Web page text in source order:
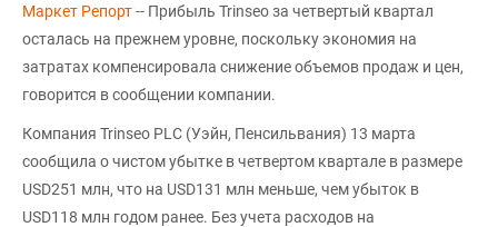
Маркет Репорт-- Прибыль Trinseo за четвертый квартал
осталась на прежнем уровне, поскольку экономия на
затратах компенсировала снижение объемов продаж и цен,
говорится в сообщении компании.
Компания Trinseo PLC (Уэйн, Пенсильвания) 13 марта
сообщила о чистом убытке в четвертом квартале в размере
USD251 млн, что на USD131 млн меньше, чем убыток в
USD118 млн годом ранее. Без учета расходов на